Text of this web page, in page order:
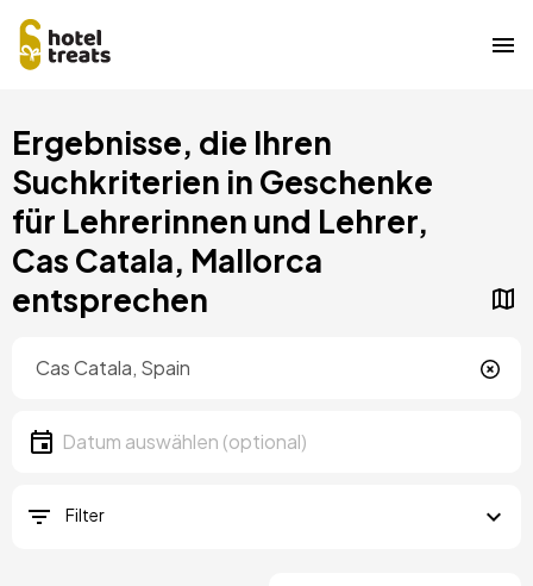
zum
Inhalt
Ergebnisse, die Ihren
Suchkriterien in Geschenke
für Lehrerinnen und Lehrer,
Cas Catala, Mallorca
entsprechen
Datum
Datum auswählen
Filter